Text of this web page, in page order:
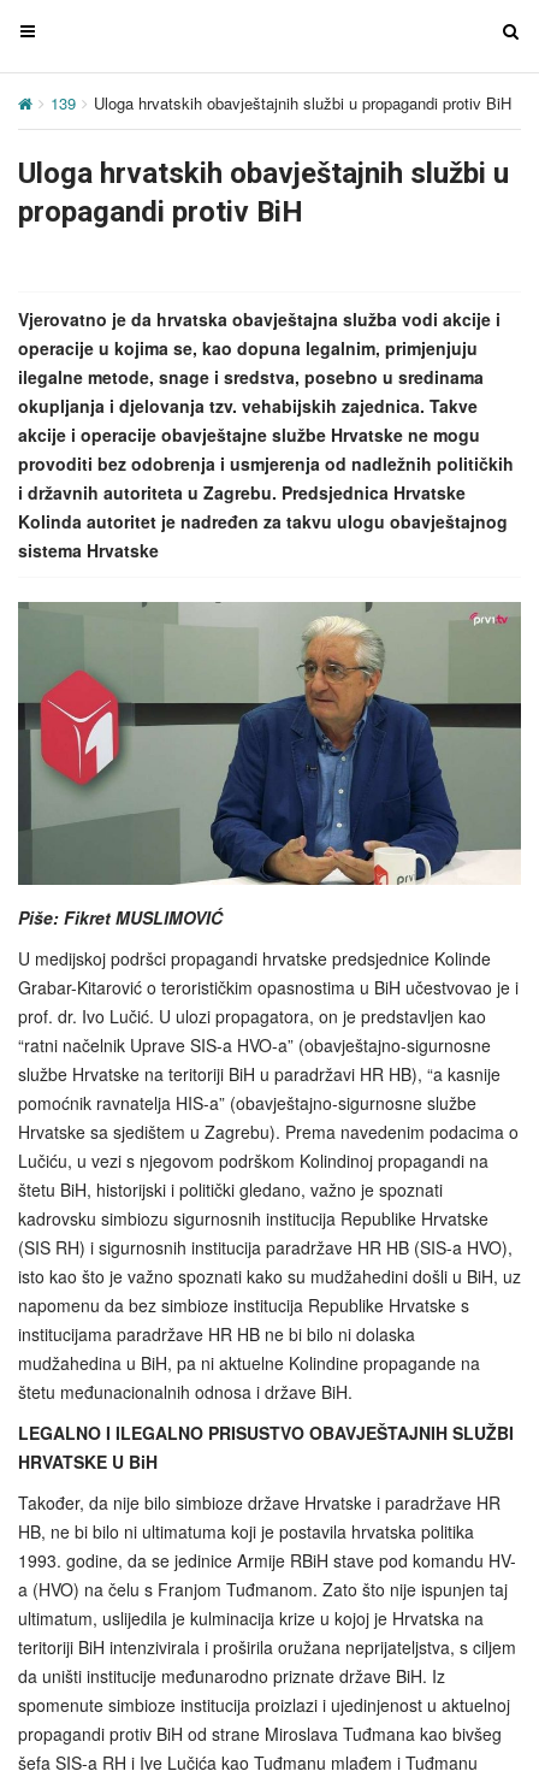
T
g
e
n
a
g
a
t
i
o
n
T
g
e
n
139 Uloga hrvatskih obavještajnih službi u propagandi protiv BiH
Uloga hrvatskih obavještajnih službi u
propagandi protiv BiH
Vjerovatno je da hrvatska obavještajna služba vodi akcije i
operacije u kojima se, kao dopuna legalnim, primjenjuju
ilegalne metode, snage i sredstva, posebno u sredinama
okupljanja i djelovanja tzv. vehabijskih zajednica. Takve
akcije i operacije obavještajne službe Hrvatske ne mogu
provoditi bez odobrenja i usmjerenja od nadležnih političkih
i državnih autoriteta u Zagrebu. Predsjednica Hrvatske
Kolinda autoritet je nadređen za takvu ulogu obavještajnog
sistema Hrvatske
Piše: Fikret MUSLIMOVIĆ
U medijskoj podršci propagandi hrvatske predsjednice Kolinde
Grabar-Kitarović o terorističkim opasnostima u BiH učestvovao je i
prof. dr. Ivo Lučić. U ulozi propagatora, on je predstavljen kao
“ratni načelnik Uprave SIS-a HVO-a” (obavještajno-sigurnosne
službe Hrvatske na teritoriji BiH u paradržavi HR HB), “a kasnije
pomoćnik ravnatelja HIS-a” (obavještajno-sigurnosne službe
Hrvatske sa sjedištem u Zagrebu). Prema navedenim podacima o
Lučiću, u vezi s njegovom podrškom Kolindinoj propagandi na
štetu BiH, historijski i politički gledano, važno je spoznati
kadrovsku simbiozu sigurnosnih institucija Republike Hrvatske
(SIS RH) i sigurnosnih institucija paradržave HR HB (SIS-a HVO),
isto kao što je važno spoznati kako su mudžahedini došli u BiH, uz
napomenu da bez simbioze institucija Republike Hrvatske s
institucijama paradržave HR HB ne bi bilo ni dolaska
mudžahedina u BiH, pa ni aktuelne Kolindine propagande na
štetu međunacionalnih odnosa i države BiH.
LEGALNO I ILEGALNO PRISUSTVO OBAVJEŠTAJNIH SLUŽBI
HRVATSKE U BiH
Također, da nije bilo simbioze države Hrvatske i paradržave HR
HB, ne bi bilo ni ultimatuma koji je postavila hrvatska politika
1993. godine, da se jedinice Armije RBiH stave pod komandu HV-
a (HVO) na čelu s Franjom Tuđmanom. Zato što nije ispunjen taj
ultimatum, uslijedila je kulminacija krize u kojoj je Hrvatska na
teritoriji BiH intenzivirala i proširila oružana neprijateljstva, s ciljem
da uništi institucije međunarodno priznate države BiH. Iz
spomenute simbioze institucija proizlazi i ujedinjenost u aktuelnoj
propagandi protiv BiH od strane Miroslava Tuđmana kao bivšeg
šefa SIS-a RH i Ive Lučića kao Tuđmanu mlađem i Tuđmanu